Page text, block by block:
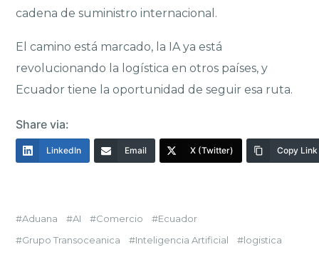
cadena de suministro internacional.
El camino está marcado, la IA ya está
revolucionando la logística en otros países, y
Ecuador tiene la oportunidad de seguir esa ruta.
Share via:
LinkedIn Email X (Twitter) Copy Link
Aduana AI Comercio
Ecuador
Grupo Transoceanica
Inteligencia Artificial logistica